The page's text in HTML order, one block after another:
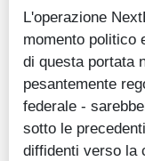
L'operazione
momento politico
di questa portata
pesantemente
federale -
sotto le
diffidenti verso la